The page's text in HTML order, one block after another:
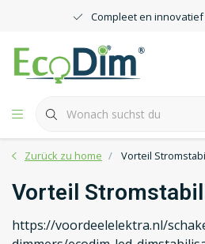
Compleet en
Zurück zu home Vorteil
Vorteil
https://voordeelelektra.nl/